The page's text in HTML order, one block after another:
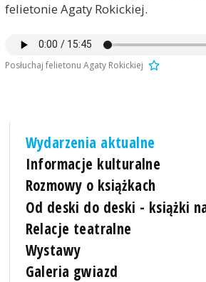
felietonie Agaty Rokickiej.
Posłuchaj felietonu Agaty Rokickiej
Wydarzenia aktualne
Informacje kulturalne
Rozmowy o książkach
Od deski do deski - książki
Relacje teatralne
Wystawy
Galeria gwiazd